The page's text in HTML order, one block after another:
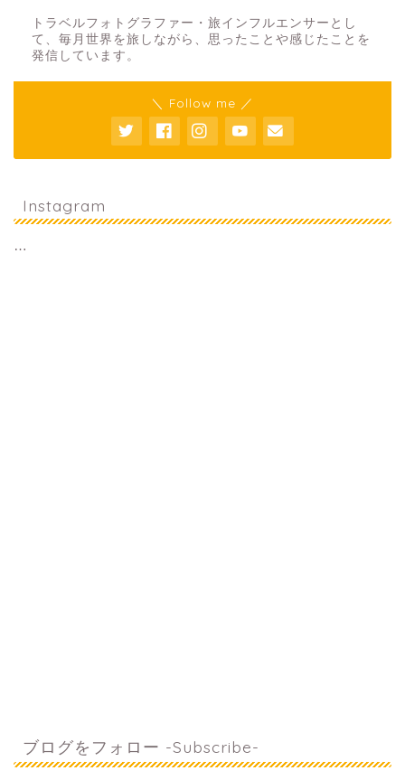
トラベルフォトグラファー・旅インフルエンサーとし
て、毎月世界を旅しながら、思ったことや感じたことを
発信しています。
＼ Follow me ／
Instagram
…
ブログをフォロー -Subscribe-